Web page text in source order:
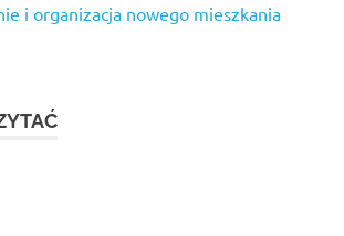
i organizacja nowego mieszkania